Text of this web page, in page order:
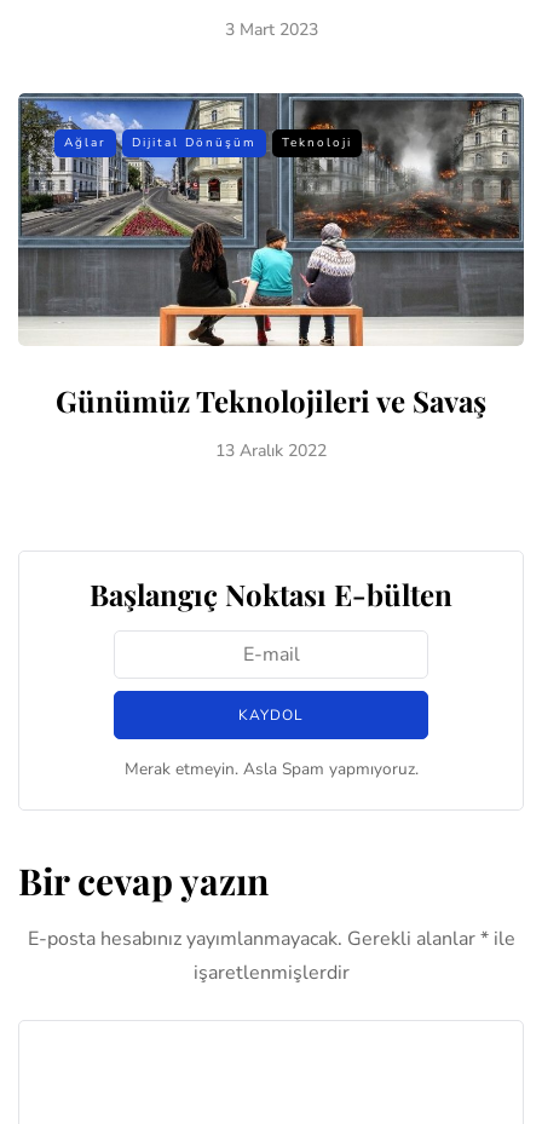
3 Mart 2023
Ağlar Dijital Dönüşüm Teknoloji
Günümüz Teknolojileri ve Savaş
13 Aralık 2022
Başlangıç Noktası E-bülten
Merak etmeyin. Asla Spam yapmıyoruz.
Bir cevap yazın
E-posta hesabınız yayımlanmayacak. Gerekli alanlar*ile
işaretlenmişlerdir